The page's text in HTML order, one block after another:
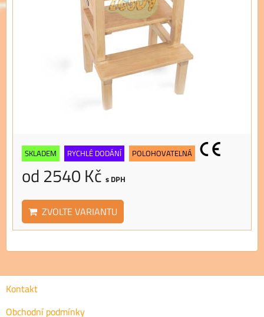
SKLADEM RYCHLÉ DODÁNÍ POLOHOVATELNÁ
od 2540 Kč s DPH
ZVOLTE VARIANTU
Kontakt
Obchodní podmínky